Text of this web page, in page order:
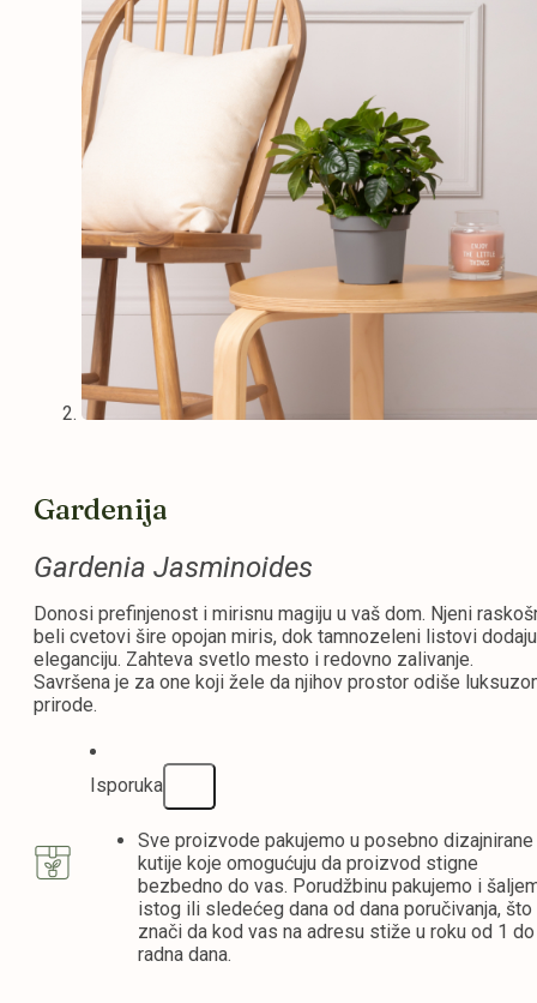
Gardenija
Gardenia Jasminoides
Donosi prefinjenost i mirisnu magiju u vaš dom. Njeni
beli cvetovi šire opojan miris, dok tamnozeleni listovi dodaju
eleganciju. Zahteva svetlo mesto i redovno zalivanje.
Savršena je za one koji žele da njihov prostor odiše
prirode.
Isporuka
Sve proizvode pakujemo u posebno dizajnirane
kutije koje omogućuju da proizvod stigne
bezbedno do vas. Porudžbinu pakujemo i
istog ili sledećeg dana od dana poručivanja, što
znači da kod vas na adresu stiže u roku od 1
radna dana.